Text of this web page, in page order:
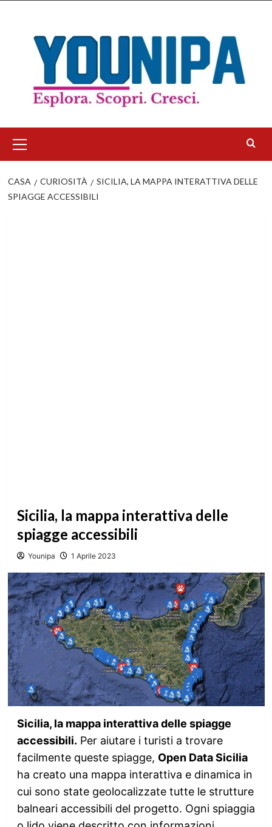
contenuto
principale
CASA CURIOSITÀ
SICILIA, LA MAPPA INTERATTIVA DELLE
SPIAGGE ACCESSIBILI
Sicilia, la mappa interattiva delle
spiagge accessibili
Younipa 1 Aprile 2023
Sicilia, la mappa interattiva delle spiagge
accessibili. Per aiutare i turisti a trovare
facilmente queste spiagge, Open Data Sicilia
ha creato una mappa interattiva e dinamica in
cui sono state geolocalizzate tutte le strutture
balneari accessibili del progetto. Ogni spiaggia